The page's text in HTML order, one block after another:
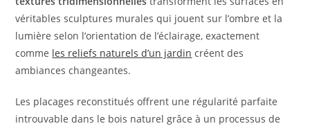
véritables sculptures murales qui jouent sur l’ombre et la
lumière selon l’orientation de l’éclairage, exactement
comme les reliefs naturels d’un jardin créent des
ambiances changeantes.
Les placages reconstitués offrent une régularité parfaite
introuvable dans le bois naturel grâce à un processus de